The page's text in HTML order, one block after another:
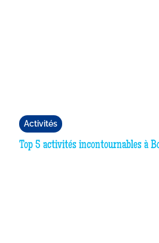
Activités
Top 5 activités incontournables à